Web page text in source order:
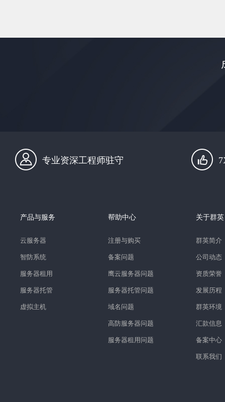
专业资深工程师驻守
产品与服务
云服务器
智防系统
服务器租用
服务器托管
虚拟主机
帮助中心
注册与购买
备案问题
鹰云服务器问题
服务器托管问题
域名问题
高防服务器问题
服务器租用问题
关于群英
群英简介
公司动态
资质荣誉
发展历程
群英环境
汇款信息
备案中心
联系我们